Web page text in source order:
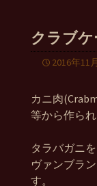
クラブケ
2016年11
カニ肉
等から作ら
タラバガニ
ヴァンブラ
す。